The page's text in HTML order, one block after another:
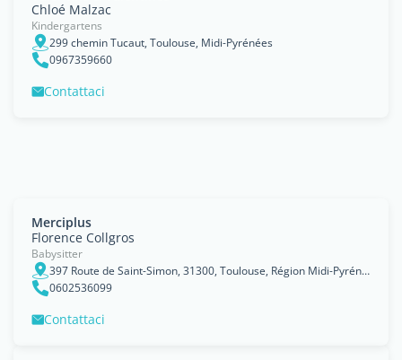
Chloé Malzac
Kindergartens
299 chemin Tucaut, Toulouse, Midi-Pyrénées
0967359660
Contattaci
Merciplus
Florence Collgros
Babysitter
397 Route de Saint-Simon, 31300, Toulouse, Région Midi-Pyrénées
0602536099
Contattaci